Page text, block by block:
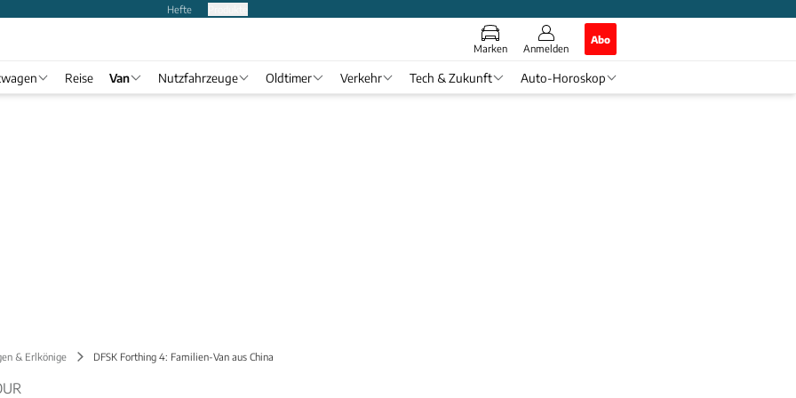
Hefte
Marken Anmelden
Abo
Reise Van Nutzfahrzeuge Oldtimer Verkehr Tech & Zukunft Auto-Horoskop
& Erlkönige DFSK Forthing 4: Familien-Van aus China